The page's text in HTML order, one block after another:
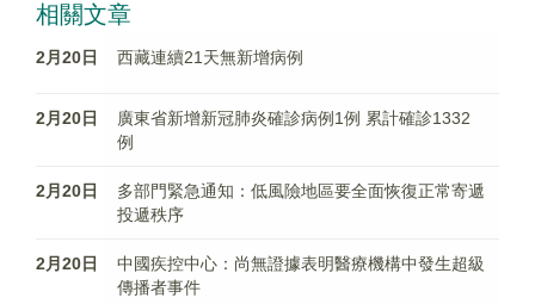
相關文章
2月20日 西藏連續21天無新增病例
2月20日
廣東省新增新冠肺炎確診病例1例 累計確診1332
例
2月20日
多部門緊急通知：低風險地區要全面恢復正常寄遞
投遞秩序
2月20日
中國疾控中心：尚無證據表明醫療機構中發生超級
傳播者事件